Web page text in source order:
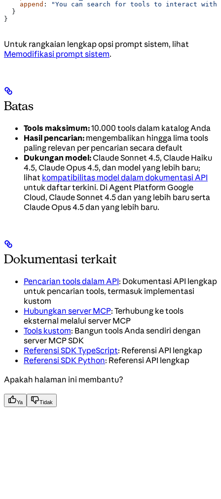
    append
:
"You can search for tools to interact with
  }
}
Untuk rangkaian lengkap opsi prompt sistem, lihat
Memodifikasi prompt sistem.
Batas
Tools maksimum:10.000 tools dalam katalog Anda
Hasil pencarian: mengembalikan hingga lima tools
paling relevan per pencarian secara default
Dukungan model:Claude Sonnet 4.5, Claude Haiku
4.5, Claude Opus 4.5, dan model yang lebih baru;
lihat kompatibilitas model dalam dokumentasi API
untuk daftar terkini. Di Agent Platform Google
Cloud, Claude Sonnet 4.5 dan yang lebih baru serta
Claude Opus 4.5 dan yang lebih baru.
Dokumentasi terkait
Pencarian tools dalam API: Dokumentasi API lengkap
untuk pencarian tools, termasuk implementasi
kustom
Hubungkan server MCP: Terhubung ke tools
eksternal melalui server MCP
Tools kustom: Bangun tools Anda sendiri dengan
server MCP SDK
Referensi SDK TypeScript: Referensi API lengkap
Referensi SDK Python: Referensi API lengkap
Apakah halaman ini membantu?
Ya Tidak